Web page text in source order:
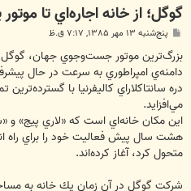
گوگل؛ از خانه اجاره‌اي تا
س
ت
پنج‌شنبه ۱۳ مهر ۱۳۸۵, ۷:۱۷ ق.ظ
بزرگ‌ترين موتور جست‌وجوي جهان،
دامنه‌ي امپراطوري به سرعت در حال
دره سانتاکلاراي کاليفرنيا با
مي‌افزايد.
اين مكان خانه‌اي است كه «لاري پيج» و
هشت سال پيش فعاليت خود را براي راه
متحول كرد، آغاز كرده‌اند.